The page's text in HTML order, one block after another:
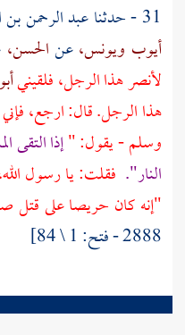
31 - حدثنا
عبد الرحمن بن
أيوب ويونس،عنالحسن،
لأنصر هذا الرجل، فلقيني
هذا الرجل. قال: ارجع،
وسلم - يقول: "إذا التقى
النار". فقلت: يا رسول
"إنه كان حريصا على قتل
2888 - فتح: 1 \ 84]